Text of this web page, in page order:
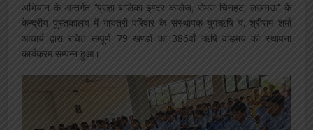
अभियान के अन्तर्गत ‘‘प्रज्ञा बालिका इण्टर कालेज, सेमरा चिनहट, लखनऊ‘‘ के
केन्द्रीय पुस्तकालय में गायत्री परिवार के संस्थापक युगऋषि पं. श्रीराम शर्मा
आचार्य द्वारा रचित सम्पूर्ण 79 खण्डों का 386वाँ ऋषि वांड़मय की स्थापना
कार्यक्रम सम्पन्न हुआ।